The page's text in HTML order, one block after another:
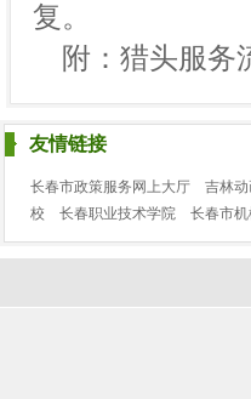
复。
附：猎头服务
友情链接
长春市政策服务网上大厅 吉林
校
长春职业技术学院 长春市